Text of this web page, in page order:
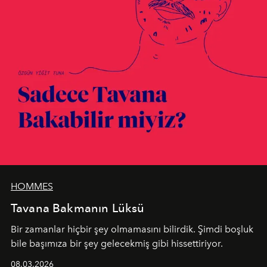
HOMMES
Tavana Bakmanın Lüksü
Bir zamanlar hiçbir şey olmamasını bilirdik. Şimdi boşluk
bile başımıza bir şey gelecekmiş gibi hissettiriyor.
08.03.2026